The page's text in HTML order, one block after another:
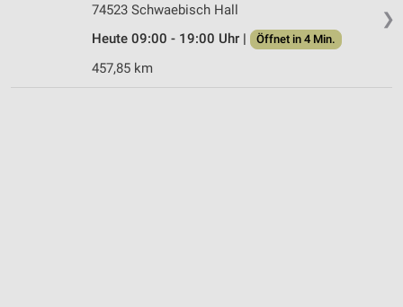
❯
74523 Schwaebisch Hall
Heute 09:00 - 19:00 Uhr |
Öffnet in 4 Min.
457,85 km